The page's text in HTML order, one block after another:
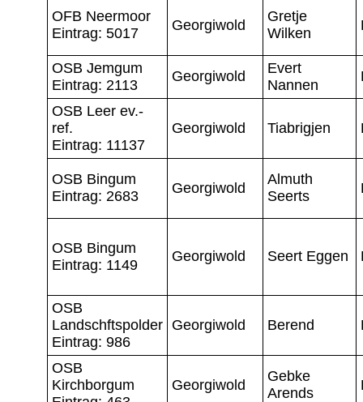
OFB Neermoor
Eintrag: 5017
Georgiwold
Gretje
Wilken
OSB Jemgum
Eintrag: 2113
Georgiwold
Evert
Nannen
OSB Leer ev.-
ref.
Eintrag: 11137
Georgiwold Tiabrigjen
OSB Bingum
Eintrag: 2683
Georgiwold
Almuth
Seerts
OSB Bingum
Eintrag: 1149
Georgiwold Seert Eggen
OSB
Landschftspolder
Eintrag: 986
Georgiwold Berend
OSB
Kirchborgum
Georgiwold
Gebke
Arends